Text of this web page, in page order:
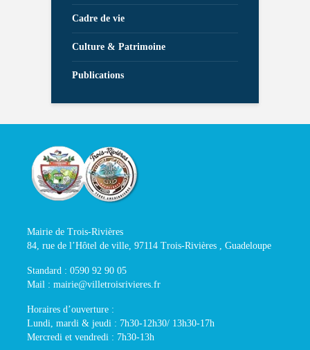
Cadre de vie
Culture & Patrimoine
Publications
Mairie de Trois-Rivières
84, rue de l’Hôtel de ville, 97114 Trois-Rivières , Guadeloupe
Standard : 0590 92 90 05
Mail : mairie@villetroisrivieres.fr
Horaires d’ouverture :
Lundi, mardi & jeudi : 7h30-12h30/ 13h30-17h
Mercredi et vendredi : 7h30-13h